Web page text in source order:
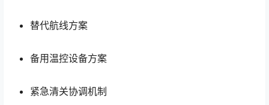
替代航线方案
备用温控设备方案
紧急清关协调机制